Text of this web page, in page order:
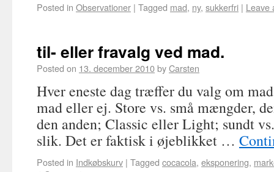
Posted in Observationer | Tagged mad, ny, sukkerfri | Leave
til- eller fravalg ved mad.
Posted on 13. december 2010byCarsten
Hver eneste dag træffer du valg om
mad eller ej. Store vs. små mængder,
den anden; Classic eller Light; sundt
slik. Det er faktisk i øjeblikket …
Posted in Indkøbskurv | Tagged cocacola, eksponering,